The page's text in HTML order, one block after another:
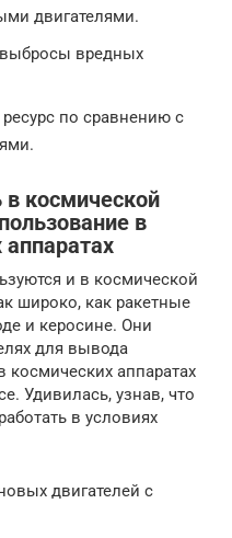
двигателями.
вредных
по сравнению с
в космической
в
аппаратах
и в космической
широко, как ракетные
и керосине. Они
для вывода
космических аппаратах
Удивилась, узнав, что
в условиях
двигателей с